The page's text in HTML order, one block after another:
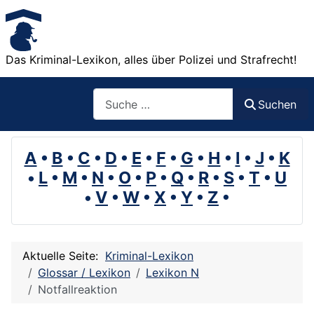
Das Kriminal-Lexikon, alles über Polizei und Strafrecht!
Suchen
A • B • C • D • E • F • G • H • I • J • K
• L • M • N • O • P • Q • R • S • T • U
• V • W • X • Y • Z •
Aktuelle Seite: Kriminal-Lexikon
Glossar / Lexikon
Lexikon N
Notfallreaktion